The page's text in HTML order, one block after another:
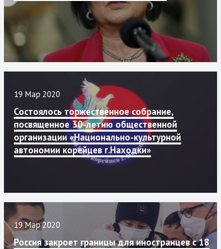
19 Мар 2020
Состоялось торжественное собрание,
посвященное 30-летию общественной
организации «Национально-культурной
автономии корейцев г.Находки»
19 Мар 2020
Россия закроет границы для иностранцев с 18